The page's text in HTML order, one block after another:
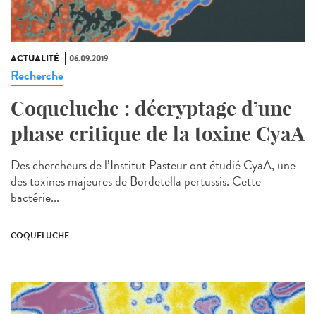
ACTUALITÉ 06.09.2019
Recherche
Coqueluche : décryptage d’une
phase critique de la toxine CyaA
Des chercheurs de l’Institut Pasteur ont étudié CyaA, une
des toxines majeures de Bordetella pertussis. Cette
bactérie...
COQUELUCHE